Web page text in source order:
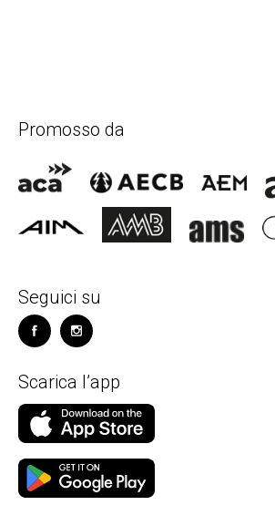
Promosso da
Seguici su
Scarica l’app